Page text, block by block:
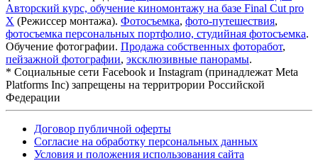
Авторский курс, обучение киномонтажу на базе Final Cut pro
X (Режиссер монтажа). Фотосъемка, фото-путешествия,
фотосъемка персональных портфолио, студийная фотосъемка.
Обучение фотографии. Продажа собственных фоторабот,
пейзажной фотографии, эксклюзивные панорамы.
* Cоциальные сети Facebook и Instagram (принадлежат Meta
Platforms Inc) запрещены на территрории Российской
Федерации
Договор публичной оферты
Согласие на обработку персональных данных
Условия и положения использования сайта